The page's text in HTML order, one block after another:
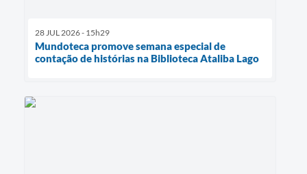
28 JUL 2026 - 15h29
Mundoteca promove semana especial de
contação de histórias na Biblioteca Ataliba Lago